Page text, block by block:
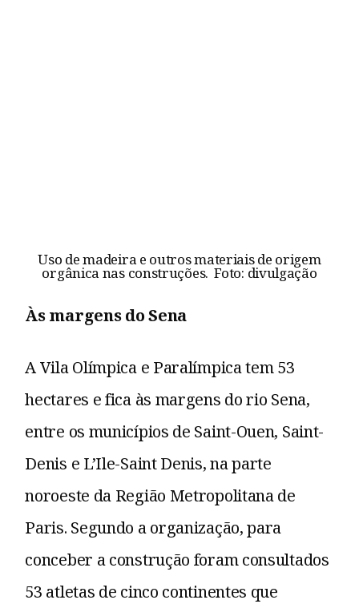
Uso de madeira e outros materiais de origem
orgânica nas construções. Foto: divulgação
Às margens do Sena
A Vila Olímpica e Paralímpica tem 53
hectares e fica às margens do rio Sena,
entre os municípios de Saint-Ouen, Saint-
Denis e L’Ile-Saint Denis, na parte
noroeste da Região Metropolitana de
Paris. Segundo a organização, para
conceber a construção foram consultados
53 atletas de cinco continentes que